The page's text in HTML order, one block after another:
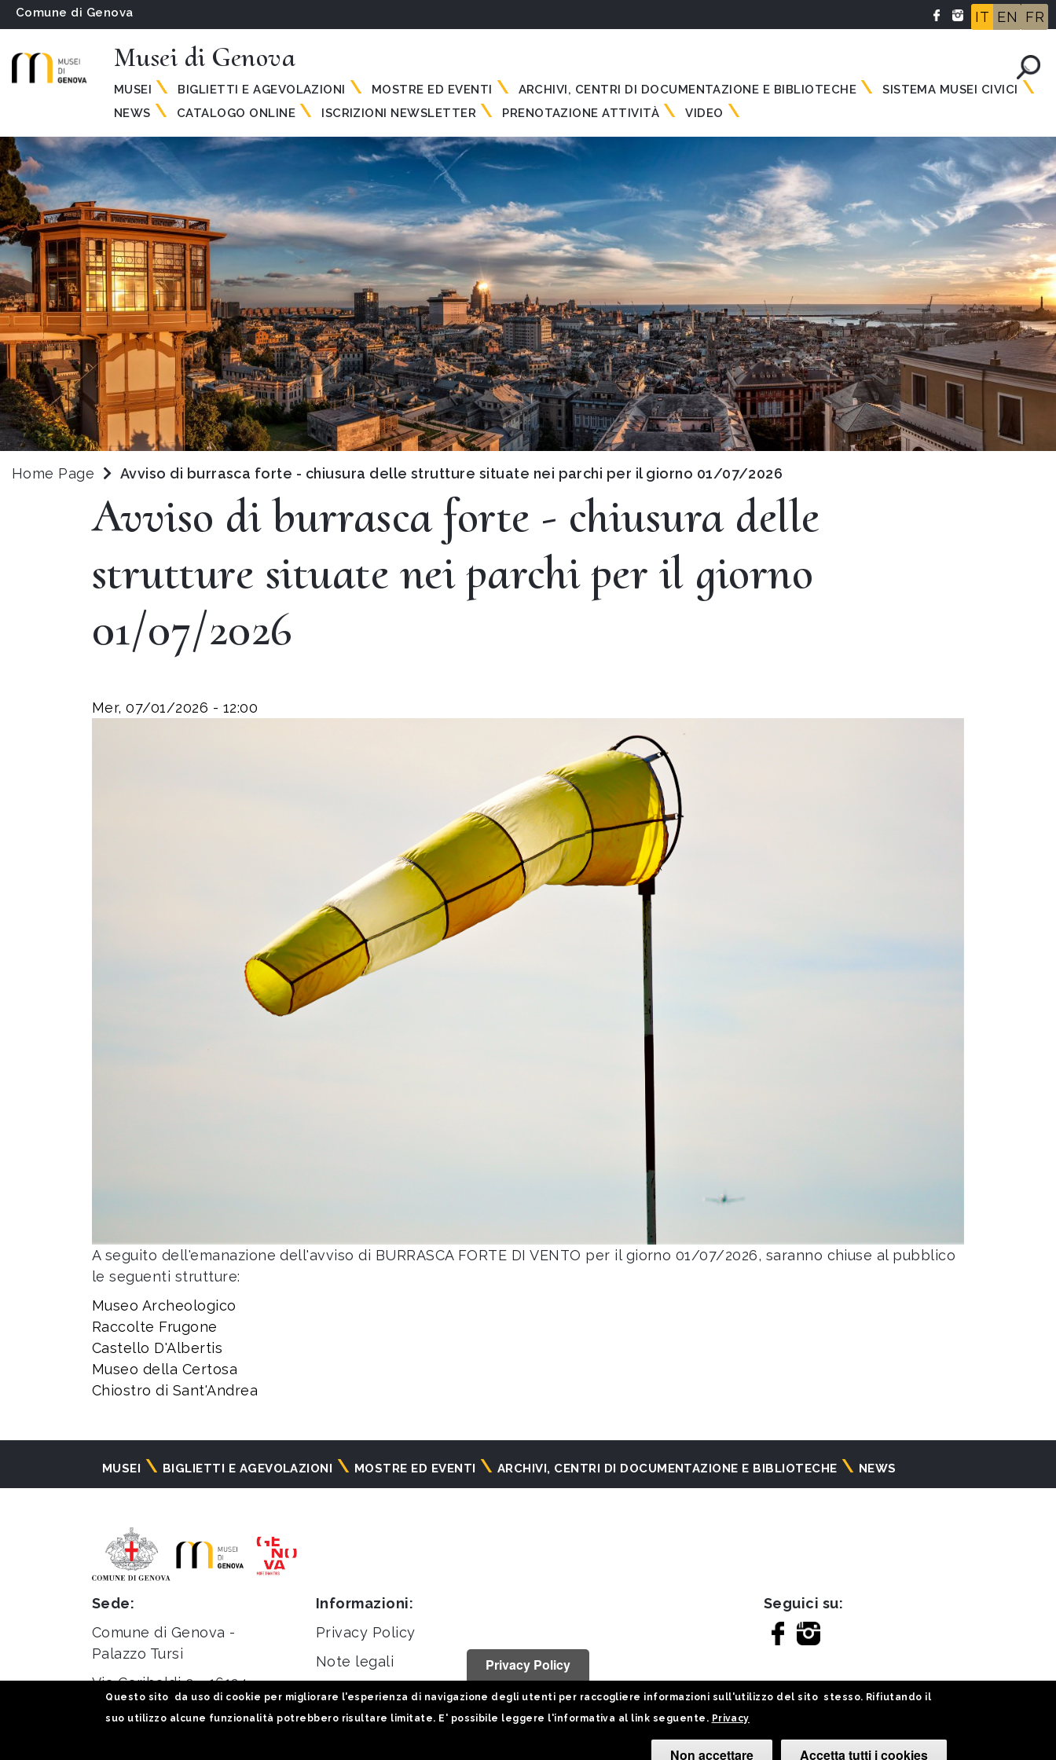
Comune di Genova IT EN FR
Musei di Genova
MUSEI BIGLIETTI E AGEVOLAZIONI MOSTRE ED EVENTI ARCHIVI, CENTRI DI DOCUMENTAZIONE E BIBLIOTECHE
SISTEMA MUSEI CIVICI
NEWS
CATALOGO ONLINE ISCRIZIONI NEWSLETTER PRENOTAZIONE ATTIVITÀ VIDEO
Home Page Avviso di burrasca forte - chiusura delle strutture situate nei parchi per il giorno 01/07/2026
Avviso di burrasca forte - chiusura delle
strutture situate nei parchi per il giorno
01/07/2026
Mer, 07/01/2026 - 12:00
A seguito dell'emanazione dell'avviso di BURRASCA FORTE DI VENTO per il giorno 01/07/2026, saranno chiuse al pubblico
le seguenti strutture:
Museo Archeologico
Raccolte Frugone
Castello D'Albertis
Museo della Certosa
Chiostro di Sant'Andrea
Navigazione
MUSEI BIGLIETTI E AGEVOLAZIONI MOSTRE ED EVENTI ARCHIVI, CENTRI DI DOCUMENTAZIONE E BIBLIOTECHE NEWS
Sede:
Comune di Genova -
Palazzo Tursi
Via Garibaldi 9 - 16124
Genova
Informazioni:
Privacy Policy
Note legali
Statistiche
Seguici su:
Privacy Policy
Questo sito da uso di cookie per migliorare l'esperienza di navigazione degli utenti per raccogliere informazioni sull'utilizzo del sito stesso. Rifiutando il
suo utilizzo alcune funzionalità potrebbero risultare limitate. E' possibile leggere l'informativa al link seguente. Privacy
Non accettare Accetta tutti i cookies